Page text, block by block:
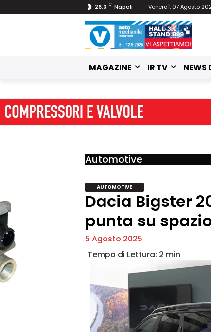
26.3 C Napoli Venerdì, 07 Agosto
MAGAZINE IR TV NEWS
Automotive
AUTOMOTIVE
Dacia Bigster
punta su
5 Agosto 2025